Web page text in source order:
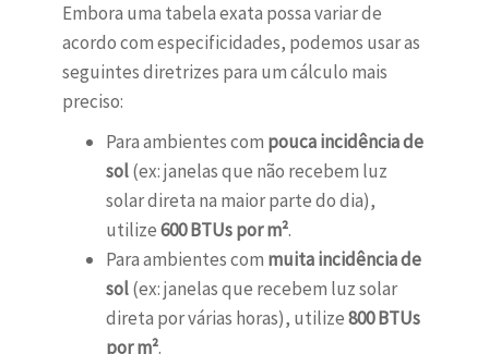
Embora uma tabela exata possa variar de
acordo com especificidades, podemos usar as
seguintes diretrizes para um cálculo mais
preciso:
Para ambientes com pouca incidência de
sol(ex: janelas que não recebem luz
solar direta na maior parte do dia),
utilize600 BTUs por m².
Para ambientes com muita incidência de
sol(ex: janelas que recebem luz solar
direta por várias horas), utilize800 BTUs
por m².